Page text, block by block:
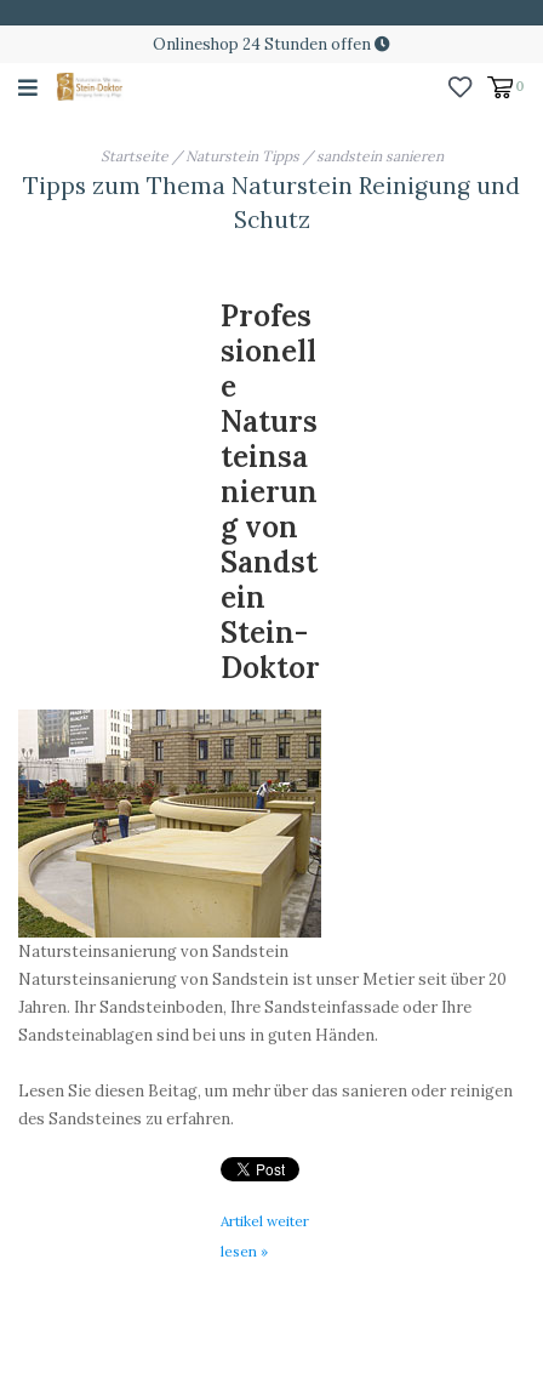
Onlineshop 24 Stunden offen
0
Startseite/Naturstein Tipps/sandstein sanieren
Tipps zum Thema Naturstein Reinigung und
Schutz
Profes
sionell
e
Naturs
teinsa
nierun
g von
Sandst
ein
Stein-
Doktor
Natursteinsanierung von Sandstein
Natursteinsanierung von Sandstein ist unser Metier seit über 20
Jahren. Ihr Sandsteinboden, Ihre Sandsteinfassade oder Ihre
Sandsteinablagen sind bei uns in guten Händen.
Lesen Sie diesen Beitag, um mehr über das sanieren oder reinigen
des Sandsteines zu erfahren.
Artikel weiter
lesen »